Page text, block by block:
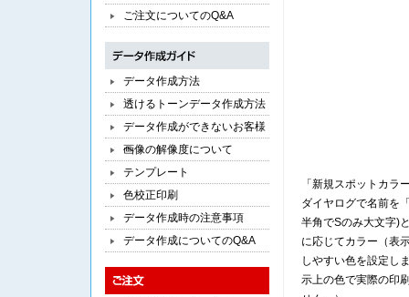
「新規スポットカラ
ダイヤログで名前を
半角でSのみ大文字)
に応じてカラー（表
しやすい色を設定し
示上の色で実際の印
ご注文についてのQ&A
データ作成方法
透けるトーンデータ作成方法
データ作成ができないお客様
へ
画像の解像度について
テンプレート
色校正印刷
データ作成時の注意事項
データ作成についてのQ&A